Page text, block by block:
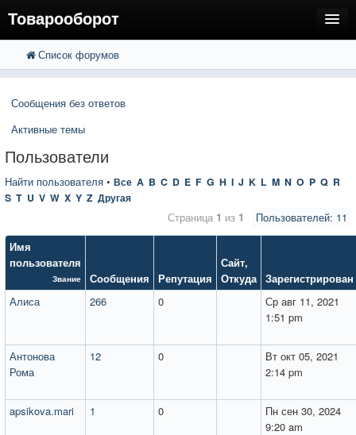
Товарооборот
FAQ
Вход
Расширенный поиск
Список форумов
Сообщения без ответов
Активные темы
Пользователи
Найти пользователя • Все A B C D E F G H I J K L M N O P Q R
S T U V W X Y Z Другая
Пользователей: 11
Страница 1 из 1
Имя
пользователя
Звание Сообщения Репутация
Сайт,
Откуда Зарегистрирован
Алиса
266 0
Ср авг 11, 2021
1:51 pm
Антонова
Рома
12 0
Вт окт 05, 2021
2:14 pm
apsikova.mari 1 0
Пн сен 30, 2024
9:20 am